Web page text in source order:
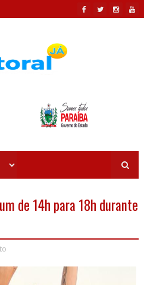
de 14h para 18h durante